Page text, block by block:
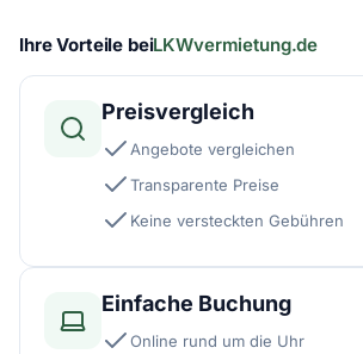
Ihre Vorteile beiLKWvermietung.de
Preisvergleich
Angebote vergleichen
Transparente Preise
Keine versteckten Gebühren
Einfache Buchung
Online rund um die Uhr